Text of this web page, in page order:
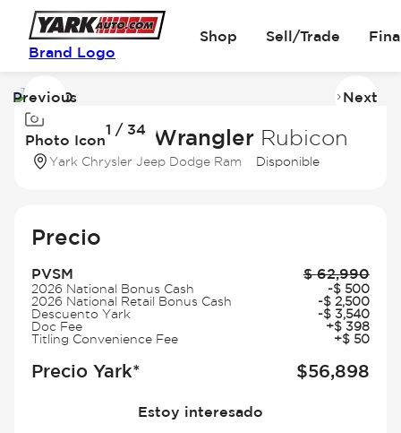
Brand Logo
Shop Sell/Trade
Image
of
Photo Icon
1 / 34
Previous Next
2026 Jeep Wrangler Rubicon
Yark Chrysler Jeep Dodge Ram Disponible
Precio
PVSM $ 62,990
2026 National Bonus Cash -$ 500
2026 National Retail Bonus Cash
-$ 2,500
Descuento Yark
-$ 3,540
Doc Fee
+$ 398
Titling Convenience Fee
+$ 50
Precio Yark* $56,898
Estoy interesado